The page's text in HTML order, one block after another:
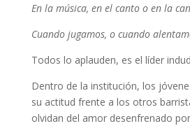
En la música, en el canto o en la
Cuando jugamos, o cuando
Todos lo aplauden, es el líder
Dentro de la institución, los
su actitud frente a los otros
olvidan del amor desenfrenado